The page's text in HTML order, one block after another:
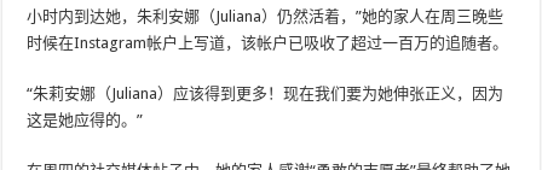
小时内到达她，朱利安娜（Juliana）仍然活着，”她的家人在周三晚些
时候在Instagram帐户上写道，该帐户已吸收了超过一百万的追随者。
“朱莉安娜（Juliana）应该得到更多！现在我们要为她伸张正义，因为
这是她应得的。”